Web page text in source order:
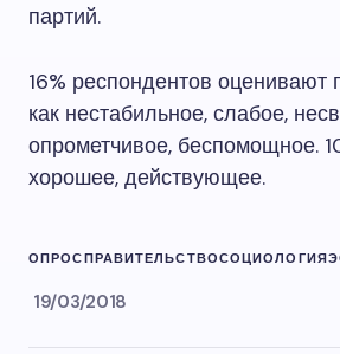
партий.
16% респондентов оценивают
как нестабильное, слабое,
опрометчивое, беспомощное.
хорошее, действующее.
ОПРОСПРАВИТЕЛЬСТВОСОЦИОЛОГИЯ
19/03/2018